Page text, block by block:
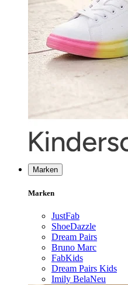
Marken
Marken
JustFab
ShoeDazzle
Dream Pairs
Bruno Marc
FabKids
Dream Pairs Kids
Imily BelaNeu